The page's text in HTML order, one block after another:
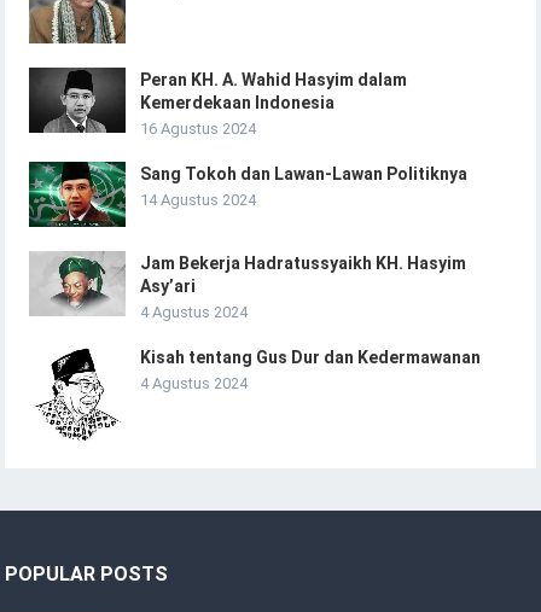
Peran KH. A. Wahid Hasyim dalam
Kemerdekaan Indonesia
16 Agustus 2024
Sang Tokoh dan Lawan-Lawan Politiknya
14 Agustus 2024
Jam Bekerja Hadratussyaikh KH. Hasyim
Asy’ari
4 Agustus 2024
Kisah tentang Gus Dur dan Kedermawanan
4 Agustus 2024
POPULAR POSTS